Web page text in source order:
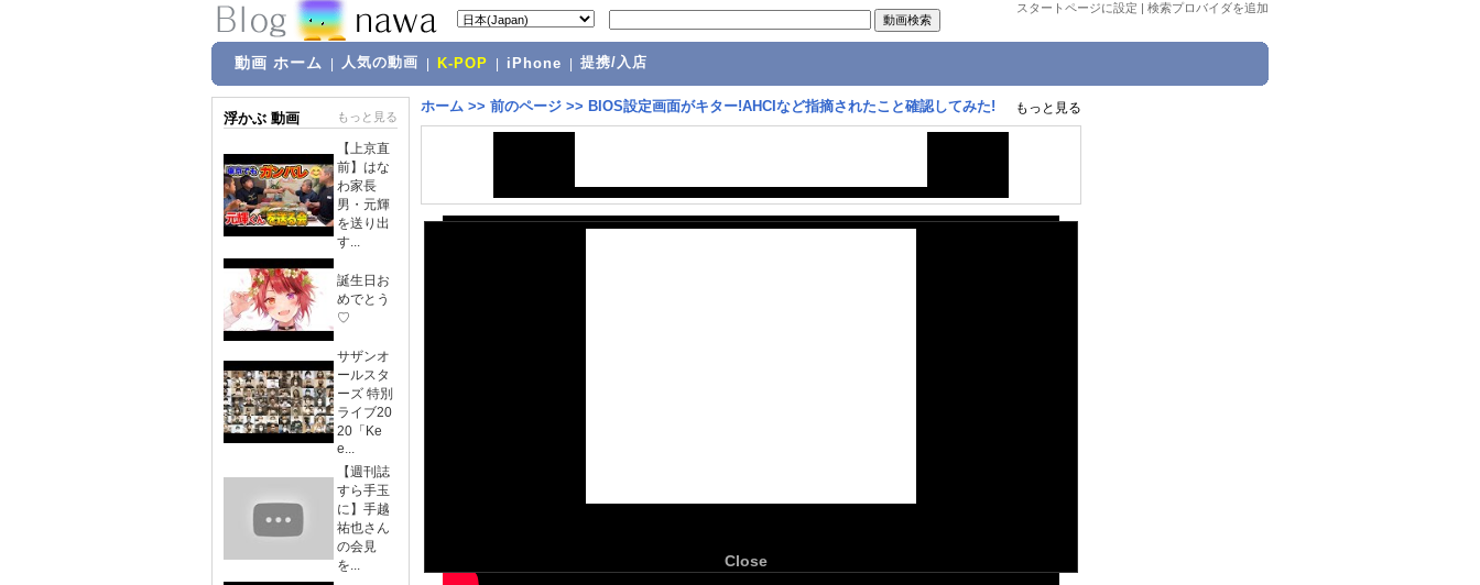
スタートページに設定 | 検索プロバイダを追加
動画 ホーム 人気の動画 K-POP iPhone 提携/入店
浮かぶ 動画 もっと見る
【上京直
前】はな
わ家長
男・元輝
を送り出
す...
誕生日お
めでとう
♡
サザンオ
ールスタ
ーズ 特別
ライブ20
20「Ke
e...
【週刊誌
すら手玉
に】手越
祐也さん
の会見
を...
ホーム >> 前のページ >> BIOS設定画面がキター!AHCIなど指摘されたこと確認してみた! もっと見る
Close